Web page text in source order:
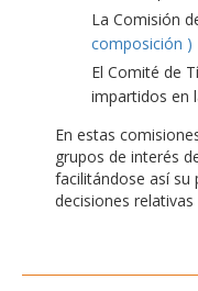
La Comisión
composición )
El Comité de
impartidos en
En estas
grupos de interés
facilitándose así su
decisiones